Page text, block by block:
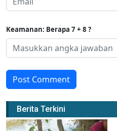
Keamanan: Berapa 7 + 8 ?
Post Comment
Berita Terkini